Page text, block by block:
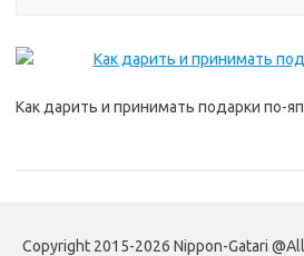
Как дарить и принимать подарки по-
Copyright 2015-2026 Nippon-Gatari